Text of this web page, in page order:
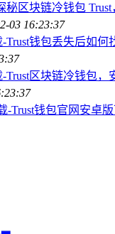
秘区块链冷钱包
03 16:23:37
Trust钱包丢失后如何
Trust区块链冷钱包，
-Trust钱包官网安卓